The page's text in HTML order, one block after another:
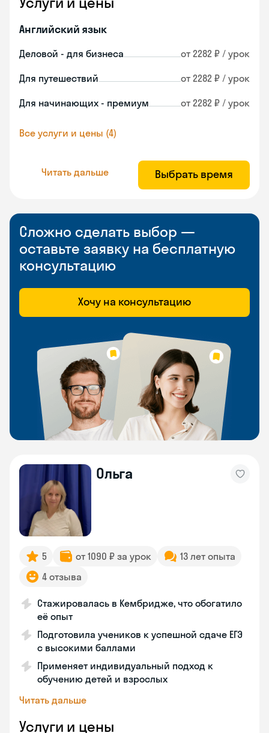
Английский язык
Деловой - для бизнеса от 2282 ₽ / урок
Для путешествий от 2282 ₽ / урок
Для начинающих - премиум от 2282 ₽ / урок
Все услуги и цены (4)
Читать дальше Выбрать время
Сложно сделать выбор —
оставьте заявку на бесплатную
консультацию
Хочу на консультацию
Ольга
5 от 1090 ₽ за урок
13 лет опыта
4 отзыва
Стажировалась в Кембридже, что обогатило
её опыт
Подготовила учеников к успешной сдаче ЕГЭ
с высокими баллами
Применяет индивидуальный подход к
обучению детей и взрослых
Читать дальше
Услуги и цены